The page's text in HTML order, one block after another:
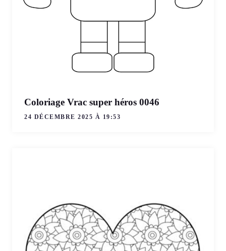
Coloriage Vrac super héros 0046
24 DÉCEMBRE 2025 À 19:53